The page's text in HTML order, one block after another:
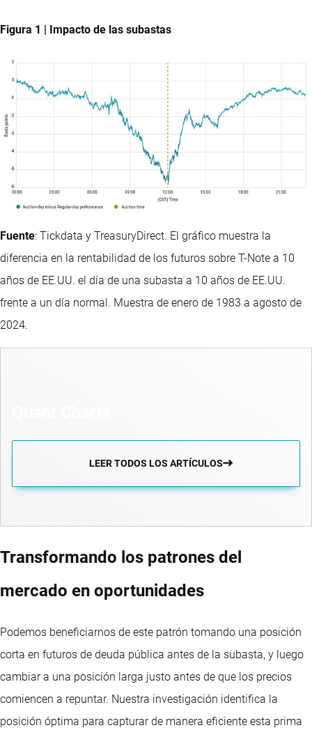
Figura 1 | Impacto de las subastas
Fuente: Tickdata y TreasuryDirect. El gráfico muestra la
diferencia en la rentabilidad de los futuros sobre T-Note a 10
años de EE.UU. el día de una subasta a 10 años de EE.UU.
frente a un día normal. Muestra de enero de 1983 a agosto de
2024.
LEER TODOS LOS ARTÍCULOS
Transformando los patrones del
mercado en oportunidades
Podemos beneficiarnos de este patrón tomando una posición
corta en futuros de deuda pública antes de la subasta, y luego
cambiar a una posición larga justo antes de que los precios
comiencen a repuntar. Nuestra investigación identifica la
posición óptima para capturar de manera eficiente esta prima